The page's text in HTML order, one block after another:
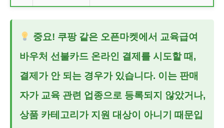
중요! 쿠팡 같은 오픈마켓에서 교육급여
바우처 선불카드 온라인 결제 를 시도할 때,
결제가 안 되는 경우가 있습니다. 이는 판매
자가 교육 관련 업종으로 등록되지 않았거나,
상품 카테고리가 지원 대상이 아니기 때문입